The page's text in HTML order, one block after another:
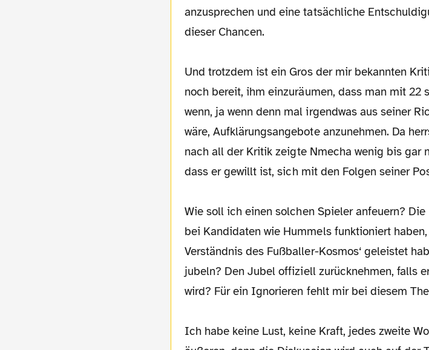
anzusprechen und eine tatsächliche
dieser Chancen.
Und trotzdem ist ein Gros der mir bekannten
noch bereit, ihm einzuräumen, dass man mit 22
wenn, ja wenn denn mal irgendwas aus seiner
wäre, Aufklärungsangebote anzunehmen. Da
nach all der Kritik zeigte Nmecha wenig bis gar
dass er gewillt ist, sich mit den Folgen seiner
Wie soll ich einen solchen Spieler anfeuern?
bei Kandidaten wie Hummels funktioniert
Verständnis des Fußballer-Kosmos‘ geleistet
jubeln? Den Jubel offiziell zurücknehmen, falls
wird? Für ein Ignorieren fehlt mir bei diesem
Ich habe keine Lust, keine Kraft, jedes zweite